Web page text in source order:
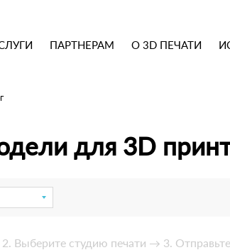
ПАРТНЕРАМ О 3D ПЕЧАТИ
для 3D
Выберите студию печати → 3.